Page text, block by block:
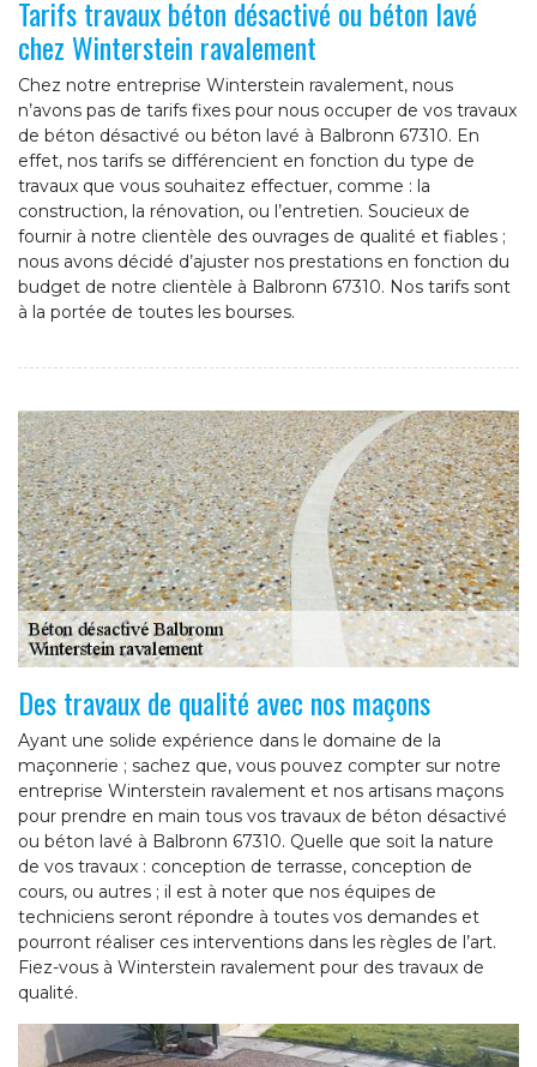
Tarifs travaux béton désactivé ou béton lavé
chez Winterstein ravalement
Chez notre entreprise Winterstein ravalement, nous
n’avons pas de tarifs fixes pour nous occuper de vos travaux
de béton désactivé ou béton lavé à Balbronn 67310. En
effet, nos tarifs se différencient en fonction du type de
travaux que vous souhaitez effectuer, comme : la
construction, la rénovation, ou l’entretien. Soucieux de
fournir à notre clientèle des ouvrages de qualité et fiables ;
nous avons décidé d’ajuster nos prestations en fonction du
budget de notre clientèle à Balbronn 67310. Nos tarifs sont
à la portée de toutes les bourses.
Des travaux de qualité avec nos maçons
Ayant une solide expérience dans le domaine de la
maçonnerie ; sachez que, vous pouvez compter sur notre
entreprise Winterstein ravalement et nos artisans maçons
pour prendre en main tous vos travaux de béton désactivé
ou béton lavé à Balbronn 67310. Quelle que soit la nature
de vos travaux : conception de terrasse, conception de
cours, ou autres ; il est à noter que nos équipes de
techniciens seront répondre à toutes vos demandes et
pourront réaliser ces interventions dans les règles de l’art.
Fiez-vous à Winterstein ravalement pour des travaux de
qualité.